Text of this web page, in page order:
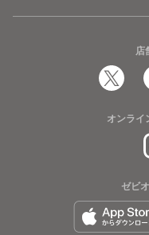
店
オンライ
ゼビ